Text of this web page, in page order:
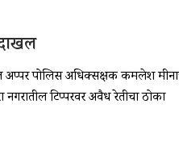
पोलिस अधिक्सक्षक कमलेश
टिप्परवर अवैध रेतीचा ठोका